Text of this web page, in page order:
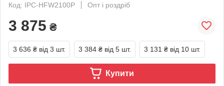
Код: IPC-HFW2100P
Опт і роздріб
3 875 ₴
3 636 ₴ від 3 шт. 3 384 ₴ від 5 шт. 3 131 ₴ від 10 шт.
Купити